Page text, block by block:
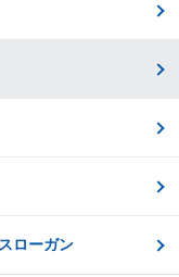
ローガン